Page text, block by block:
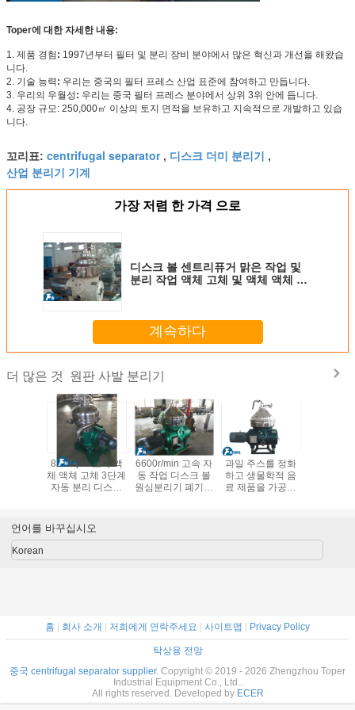
Toper에 대한 자세한 내용:
1. 제품 경험: 1997년부터 필터 및 분리 장비 분야에서 많은 혁신과 개선을 해왔습
니다.
2. 기술 능력: 우리는 중국의 필터 프레스 산업 표준에 참여하고 만듭니다.
3. 우리의 우월성: 우리는 중국 필터 프레스 분야에서 상위 3위 안에 듭니다.
4. 공장 규모: 250,000㎡ 이상의 토지 면적을 보유하고 지속적으로 개발하고 있습
니다.
꼬리표: centrifugal separator, 디스크 더미 분리기 ,
산업 분리기 기계
가장 저렴 한 가격 으로
디스크 볼 센트리퓨거 맑은 작업 및
분리 작업 액체 고체 및 액체 액체 고
계속하다
더 많은 것 원판 사발 분리기
8212rpm 고속 액
체 액체 고체 3단계
자동 분리 디스크
6600r/min 고속 자
동 작업 디스크 볼
원심분리기 폐기물
과일 주스를 정화
하고 생물학적 음
료 제품을 가공하
언어를 바꾸십시오
Korean
홈 | 회사 소개 | 저희에게 연락주세요 | 사이트맵 | Privacy Policy
탁상용 전망
중국 centrifugal separator supplier. Copyright © 2019 - 2026 Zhengzhou Toper
Industrial Equipment Co., Ltd..
All rights reserved. Developed by ECER